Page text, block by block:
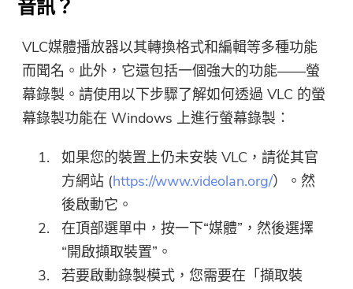
音訊？
VLC媒體播放器以其轉換格式和編輯等多種功能
而聞名。此外，它還包括一個強大的功能——螢
幕錄製。請使用以下步驟了解如何透過 VLC 的螢
幕錄製功能在 Windows 上進行螢幕錄製：
如果您的裝置上仍未安裝 VLC，請從其官
方網站 (https://www.videolan.org/）。然
後啟動它。
在頂部選單中，按一下“媒體”，然後選擇
“開啟擷取裝置”。
若要啟動錄製模式，您需要在「擷取裝